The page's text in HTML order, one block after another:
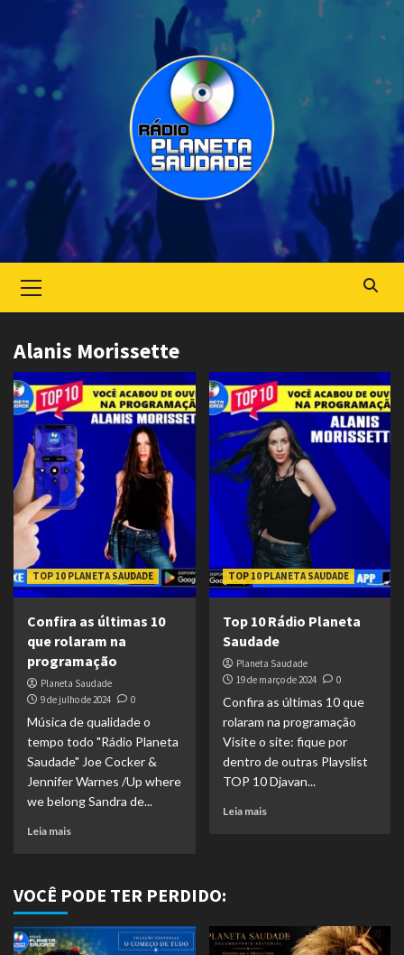
Menu
Alanis Morissette
TOP 10 PLANETA SAUDADE
Confira as últimas 10
que rolaram na
programação
Planeta Saudade
9 de julho de 2024
0
Música de qualidade o
tempo todo "Rádio Planeta
Saudade" Joe Cocker &
Jennifer Warnes /Up where
we belong Sandra de...
Leia mais
TOP 10 PLANETA SAUDADE
Top 10 Rádio Planeta
Saudade
Planeta Saudade
19 de março de 2024
0
Confira as últimas 10 que
rolaram na programação
Visite o site: fique por
dentro de outras Playslist
TOP 10 Djavan...
Leia mais
VOCÊ PODE TER PERDIDO: